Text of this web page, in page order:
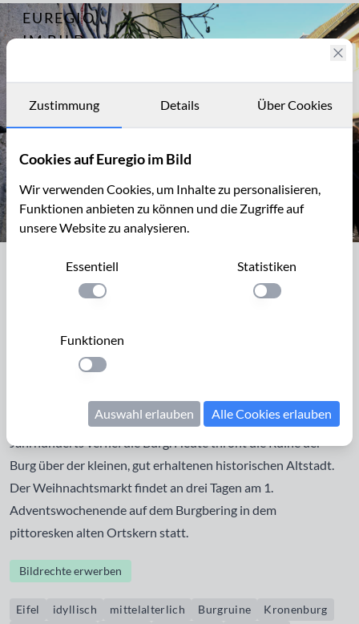
EUREGIO
IM BILD
Archiv
Kontakt
Archiv 13174
Auf dem Weihnachtsmarkt in
Kronenburg bei Dahlem
liegt bei der Burgruine. Im Tal wurde die Kyll zum
Kronenburger See angestaut. Kronenburg wurden erstmals
im Jahre 1277 urkundlich erwähnt. Ab der Mitte des 18.
Jahrhunderts verfiel die Burg. Heute thront die Ruine der
Burg über der kleinen, gut erhaltenen historischen Altstadt.
Der Weihnachtsmarkt findet an drei Tagen am 1.
Adventswochenende auf dem Burgbering in dem
pittoresken alten Ortskern statt.
Bildrechte erwerben
Eifel idyllisch mittelalterlich Burgruine
Kronenburg
Zustimmung Details Über Cookies
Cookies auf Euregio im Bild
Wir verwenden Cookies, um Inhalte zu personalisieren,
Funktionen anbieten zu können und die Zugriffe auf
unsere Website zu analysieren.
Essentiell
Einstellung anwenden
Statistiken
Einstellung
Funktionen
Einstellung anwenden
Auswahl erlauben Alle Cookies erlauben